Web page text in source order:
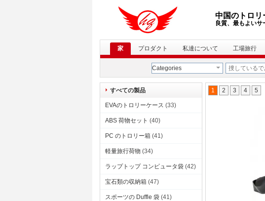
中国のトロリ
良質、最もよいサ
家 プロダクト 私達について 工場旅行
Categories
すべての製品
EVAのトロリーケース (33)
ABS 荷物セット (40)
PC のトロリー箱 (41)
軽量旅行荷物 (34)
ラップトップ コンピュータ袋 (42)
宝石類の収納箱 (47)
スポーツの Duffle 袋 (41)
1 2 3 4 5